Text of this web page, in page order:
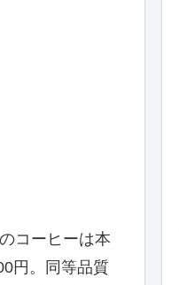
コーヒーは本
円。同等品質